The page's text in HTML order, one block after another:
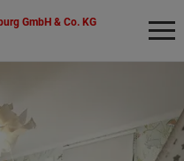
GmbH & Co. KG